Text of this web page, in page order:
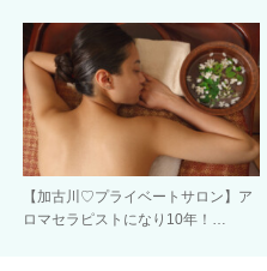
【加古川♡プライベートサロン】ア
ロマセラピストになり10年！…